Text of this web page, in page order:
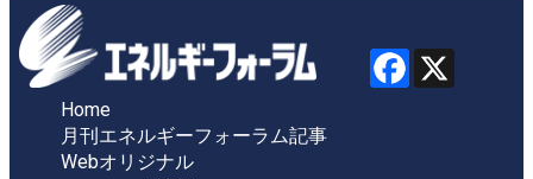
Home
月刊エネルギーフォーラム記事
Webオリジナル